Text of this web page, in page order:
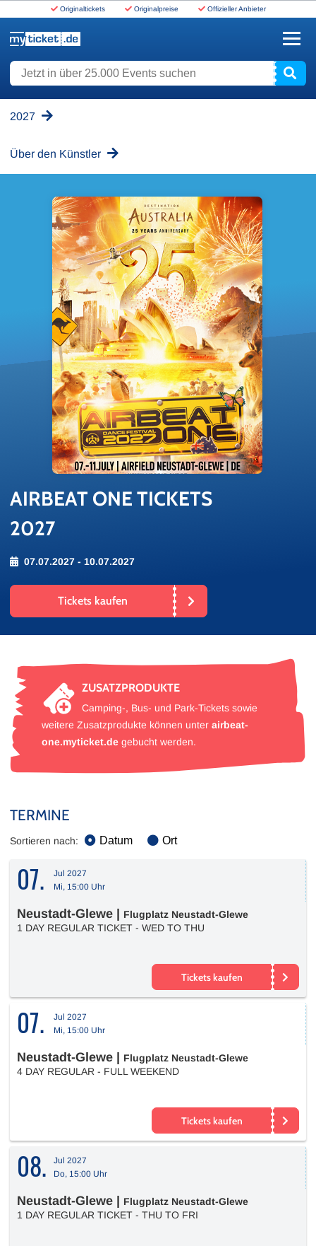
Originaltickets Originalpreise Offizieller Anbieter
Jetzt in über 25.000 Events suchen
2027
Über den Künstler
AIR­BEAT ONE TI­CKETS
2027
07.07.2027 - 10.07.2027
Tickets kaufen
ZUSATZPRODUKTE
Camping-, Bus- und Park-Tickets sowie
weitere Zusatzprodukte können unter airbeat-
one.myticket.de gebucht werden.
TERMINE
Sortieren nach: Datum Ort
07.
Jul 2027
Mi, 15:00 Uhr
Neustadt-Glewe
Flugplatz Neustadt-Glewe
1 DAY REGULAR TICKET - WED TO THU
Tickets kaufen
07.
Jul 2027
Mi, 15:00 Uhr
Neustadt-Glewe
Flugplatz Neustadt-Glewe
4 DAY REGULAR - FULL WEEKEND
Tickets kaufen
08.
Jul 2027
Do, 15:00 Uhr
Neustadt-Glewe
Flugplatz Neustadt-Glewe
1 DAY REGULAR TICKET - THU TO FRI